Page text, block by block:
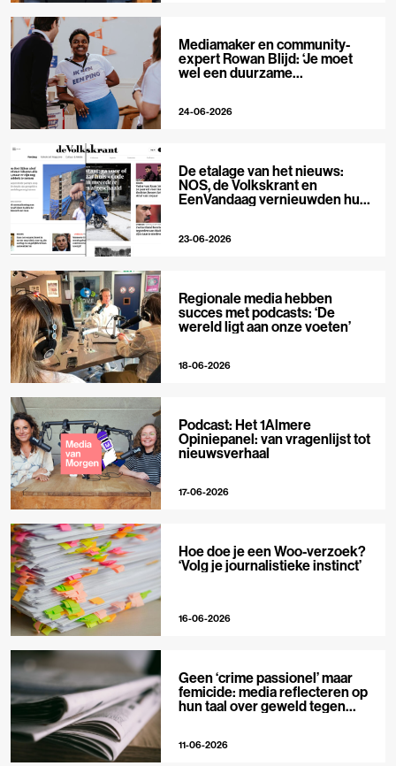
Mediamaker en community-
expert Rowan Blijd: ‘Je moet
wel een duurzame
24-06-2026
De etalage van het nieuws:
NOS, de Volkskrant en
EenVandaag vernieuwden hun
23-06-2026
Regionale media hebben
succes met podcasts: ‘De
wereld ligt aan onze voeten’
18-06-2026
Podcast: Het 1Almere
Opiniepanel: van vragenlijst tot
nieuwsverhaal
17-06-2026
Hoe doe je een Woo-verzoek?
‘Volg je journalistieke instinct’
16-06-2026
Geen ‘crime passionel’ maar
femicide: media reflecteren op
hun taal over geweld tegen
11-06-2026